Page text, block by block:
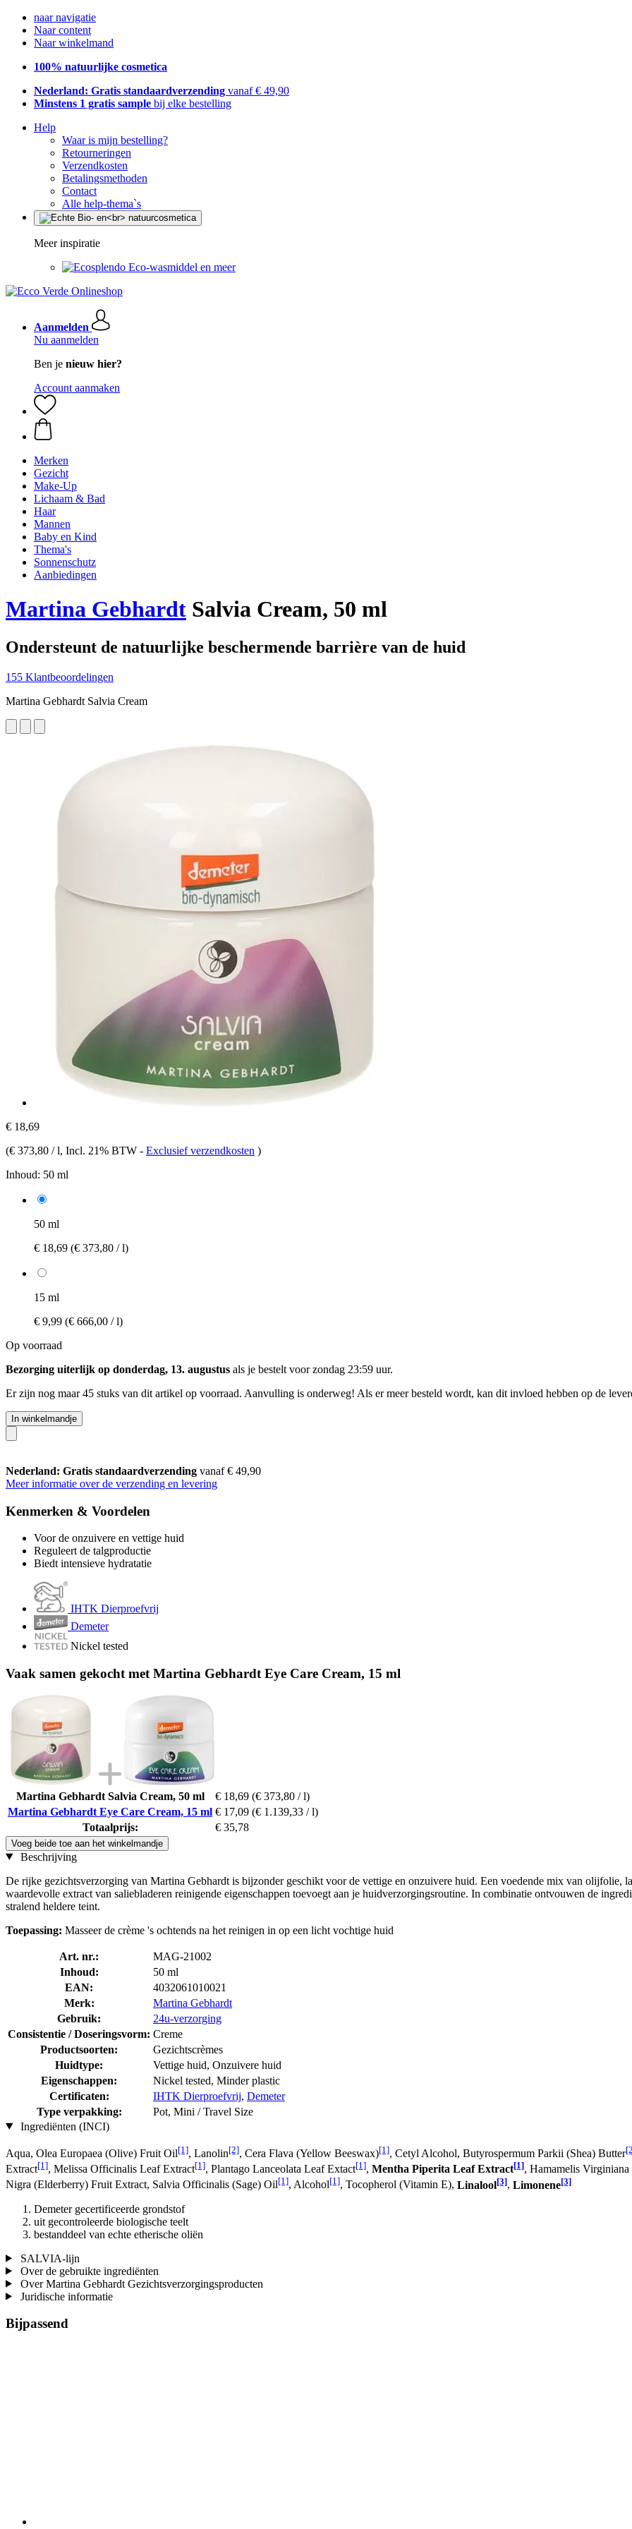
naar navigatie
Naar content
Naar winkelmand
100% natuurlijke cosmetica
Nederland: Gratis standaardverzending vanaf € 49,90
Minstens 1 gratis sample bij elke bestelling
Help
Waar is mijn bestelling?
Retourneringen
Verzendkosten
Betalingsmethoden
Contact
Alle help-thema`s
Meer inspiratie
Eco-wasmiddel en meer
Aanmelden
Nu aanmelden
Ben je nieuw hier?
Account aanmaken
Merken
Gezicht
Make-Up
Lichaam & Bad
Haar
Mannen
Baby en Kind
Thema's
Sonnenschutz
Aanbiedingen
Martina Gebhardt Salvia Cream, 50 ml
Ondersteunt de natuurlijke beschermende barrière van de huid
155 Klantbeoordelingen
Martina Gebhardt Salvia Cream
€ 18,69
(€ 373,80 / l, Incl. 21% BTW - Exclusief verzendkosten )
Inhoud: 50 ml
50 ml
€ 18,69 (€ 373,80 / l)
15 ml
€ 9,99 (€ 666,00 / l)
Op voorraad
Bezorging uiterlijk op donderdag, 13. augustus als je bestelt voorzondag 23:59 uur.
Er zijn nog maar 45 stuks van dit artikel op voorraad. Aanvulling is onderweg! Als er meer besteld wordt, kan dit invloed hebben op de
In winkelmandje
Nederland: Gratis standaardverzending vanaf € 49,90
Meer informatie over de verzending en levering
Kenmerken & Voordelen
Voor de onzuivere en vettige huid
Reguleert de talgproductie
Biedt intensieve hydratatie
IHTK Dierproefvrij
Demeter
Nickel tested
Vaak samen gekocht met Martina Gebhardt Eye Care Cream, 15 ml
Martina Gebhardt Salvia Cream, 50 ml € 18,69 (€ 373,80 / l)
Martina Gebhardt Eye Care Cream, 15 ml € 17,09 (€ 1.139,33 / l)
Totaalprijs:
€ 35,78
Voeg beide toe aan het winkelmandje
Beschrijving
De rijke gezichtsverzorging van Martina Gebhardt is bijzonder geschikt voor de vettige en onzuivere huid. Een voedende mix van olijfolie,
waardevolle extract van saliebladeren reinigende eigenschappen toevoegt aan je huidverzorgingsroutine. In combinatie ontvouwen de
stralend heldere teint.
Toepassing: Masseer de crème 's ochtends na het reinigen in op een licht vochtige huid
Art. nr.:
MAG-21002
Inhoud:
50 ml
EAN:
4032061010021
Merk:
Martina Gebhardt
Gebruik:
24u-verzorging
Consistentie / Doseringsvorm: Creme
Productsoorten:
Gezichtscrèmes
Huidtype:
Vettige huid, Onzuivere huid
Eigenschappen:
Nickel tested, Minder plastic
Certificaten:
IHTK Dierproefvrij, Demeter
Type verpakking:
Pot, Mini / Travel Size
Ingrediënten (INCI)
Aqua, Olea Europaea (Olive) Fruit Oil[1], Lanolin[2], Cera Flava (Yellow Beeswax)[1], Cetyl Alcohol, Butyrospermum Parkii (Shea) Butter
Extract[1], Melissa Officinalis Leaf Extract[1], Plantago Lanceolata Leaf Extact[1], Mentha Piperita Leaf Extract[1], Hamamelis
Nigra (Elderberry) Fruit Extract, Salvia Officinalis (Sage) Oil[1], Alcohol[1], Tocopherol (Vitamin E), Linalool[3], Limonene[3]
Demeter gecertificeerde grondstof
uit gecontroleerde biologische teelt
bestanddeel van echte etherische oliën
SALVIA-lijn
Over de gebruikte ingrediënten
Over Martina Gebhardt Gezichtsverzorgingsproducten
Juridische informatie
Bijpassend